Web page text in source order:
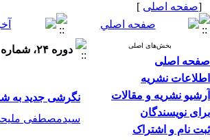
[صفحه اصلی ]
بخش‌های اصلی
صفحه اصلی
اطلاعات نشریه
آرشیو نشریه و مقالات
برای نویسندگان
ثبت نام و اشتراک
دوره ۲۴، شماره ۵۰ - ( بهار و تابستان ۱۴۰۴ )
نگرشی جدید به
سیدمصطفی